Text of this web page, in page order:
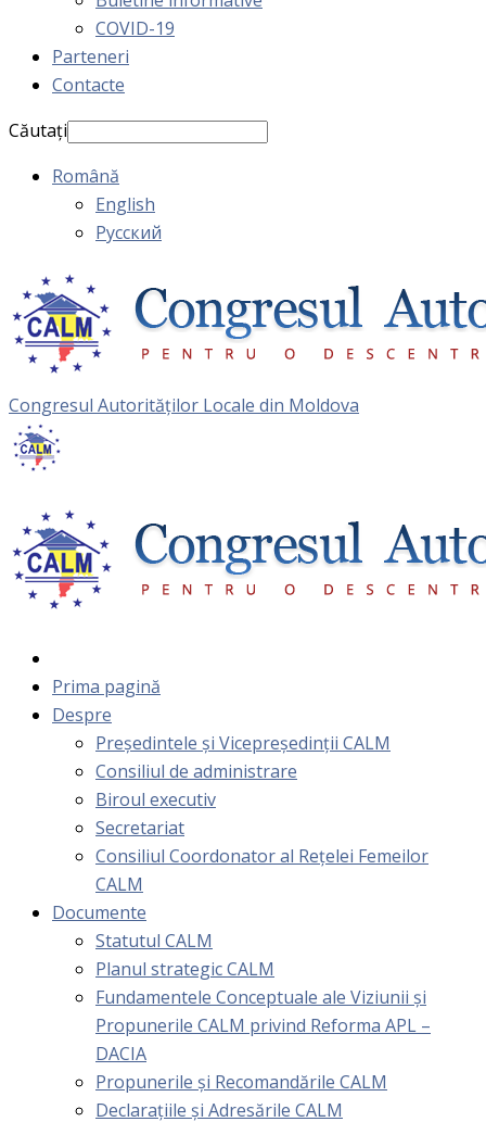
COVID-19
Parteneri
Contacte
Căutați
Română
English
Русский
Congresul Autorităţilor Locale din Moldova
Prima pagină
Despre
Președintele și Vicepreședinții CALM
Consiliul de administrare
Biroul executiv
Secretariat
Consiliul Coordonator al Rețelei Femeilor
CALM
Documente
Statutul CALM
Planul strategic CALM
Fundamentele Conceptuale ale Viziunii și
Propunerile CALM privind Reforma APL –
DACIA
Propunerile și Recomandările CALM
Declarațiile și Adresările CALM